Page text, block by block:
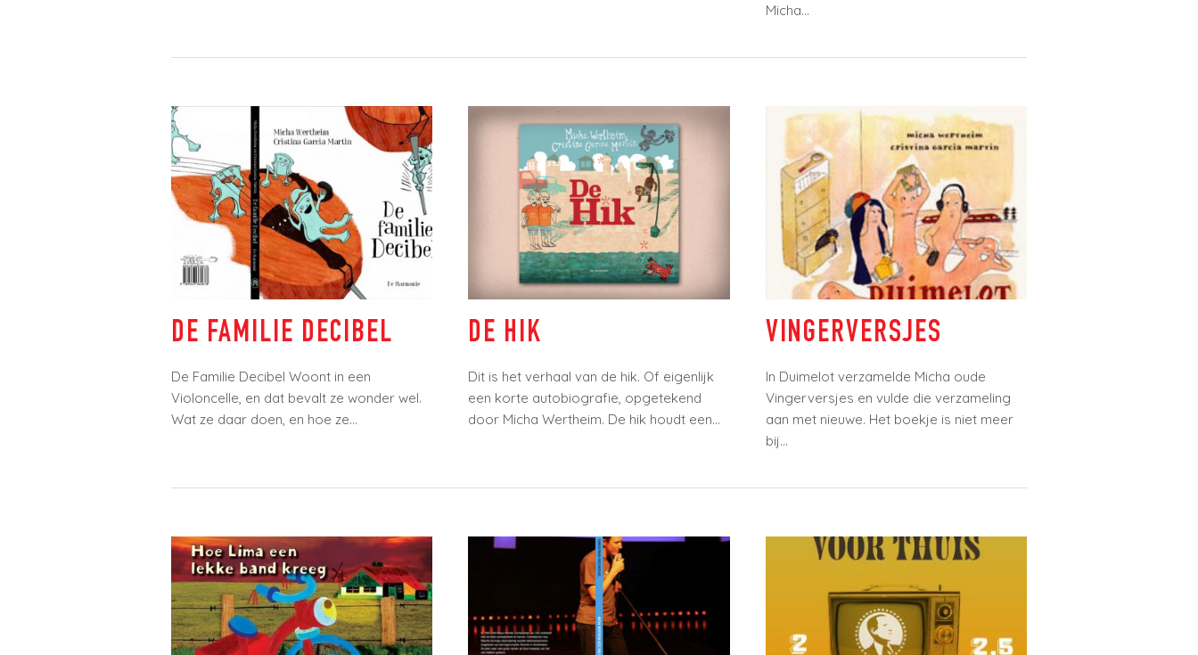
Micha...
DE FAMILIE DECIBEL
De Familie Decibel Woont in een
Violoncelle, en dat bevalt ze wonder wel.
Wat ze daar doen, en hoe ze...
DE HIK
Dit is het verhaal van de hik. Of eigenlijk
een korte autobiografie, opgetekend
door Micha Wertheim. De hik houdt een...
VINGERVERSJES
In Duimelot verzamelde Micha oude
Vingerversjes en vulde die verzameling
aan met nieuwe. Het boekje is niet meer
bij...
Krijg Micha in je
brievenbus
x